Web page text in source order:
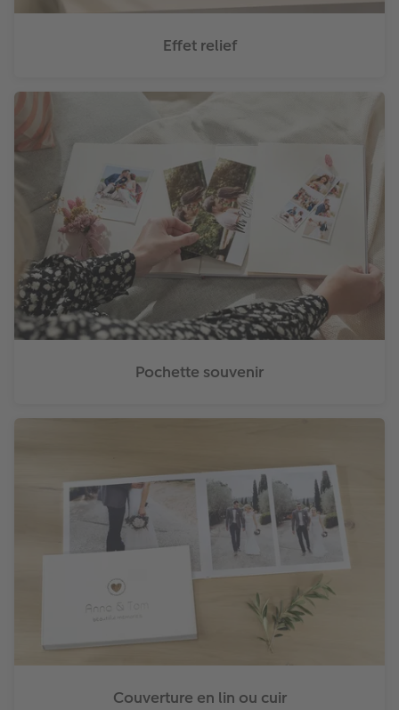
Effet relief
Pochette souvenir
Couverture en lin ou cuir